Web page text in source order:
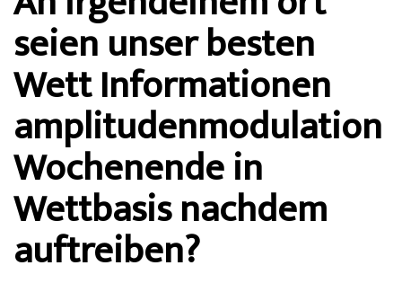
seien unser besten
Wett Informationen
amplitudenmodulation
Wochenende in
Wettbasis nachdem
auftreiben?